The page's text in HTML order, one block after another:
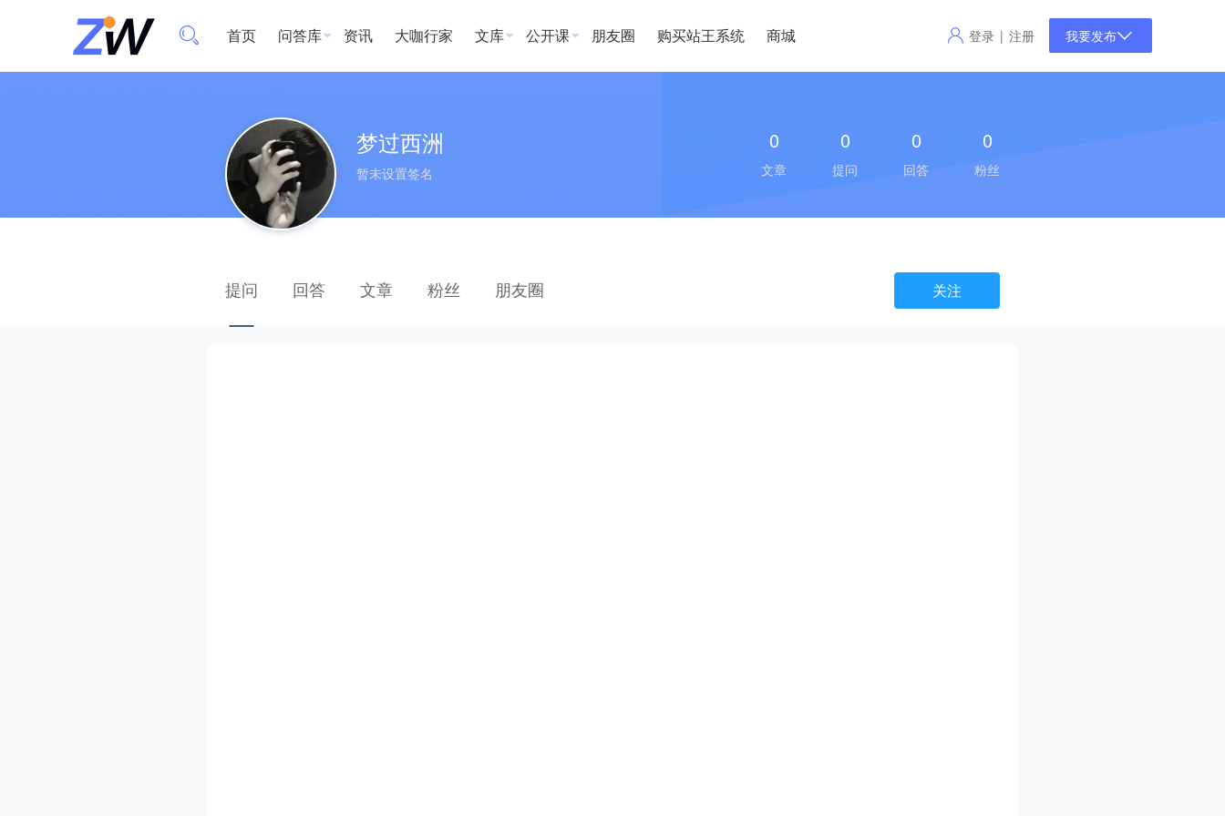
首页 问答库 资讯 大咖行家 文库 公开课 朋友圈 购买站王系统 商城 登录 | 注册 我要发布
梦过西洲
暂未设置签名
0
文章
0
提问
0
回答
0
粉丝
提问 回答 文章 粉丝 朋友圈 关注